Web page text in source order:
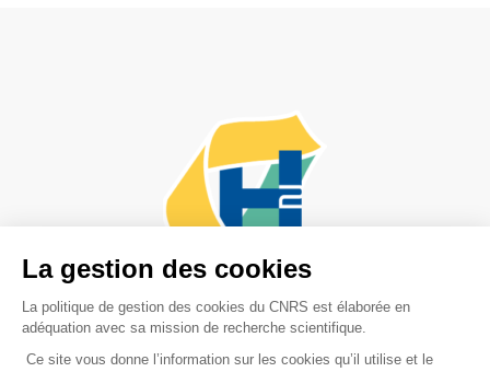
Adresse postale :
PEPR-H2,
17 rue des Martyrs